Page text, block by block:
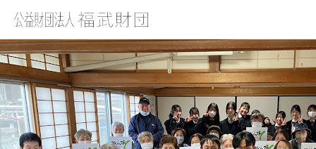
_活動内容写真